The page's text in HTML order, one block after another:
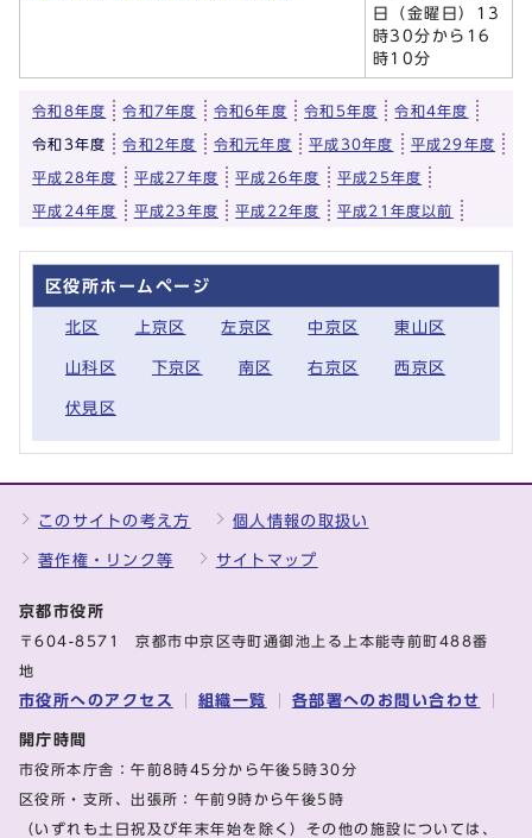
日（金曜日）13
時30分から16
時10分
令和8年度 令和7年度 令和6年度 令和5年度 令和4年度
令和3年度 令和2年度 令和元年度 平成30年度 平成29年度
平成28年度 平成27年度 平成26年度 平成25年度
平成24年度 平成23年度 平成22年度 平成21年度以前
区役所ホームページ
北区 上京区 左京区 中京区 東山区
山科区 下京区 南区 右京区 西京区
伏見区
このサイトの考え方 個人情報の取扱い
著作権・リンク等 サイトマップ
京都市役所
〒604-8571 京都市中京区寺町通御池上る上本能寺前町488番
地
市役所へのアクセス 組織一覧 各部署へのお問い合わせ
開庁時間
市役所本庁舎：午前8時45分から午後5時30分
区役所・支所、出張所：午前9時から午後5時
（いずれも土日祝及び年末年始を除く）その他の施設については、